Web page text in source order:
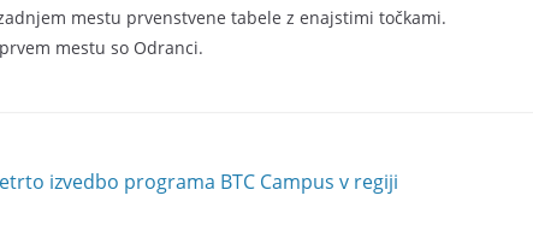
mestu prvenstvene tabele z enajstimi točkami.
mestu so Odranci.
izvedbo programa BTC Campus v regiji